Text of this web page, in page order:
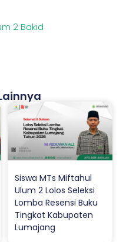
2 Bakid
Siswa MTs Miftahul
Ulum 2 Lolos Seleksi
Lomba Resensi Buku
Tingkat Kabupaten
Lumajang